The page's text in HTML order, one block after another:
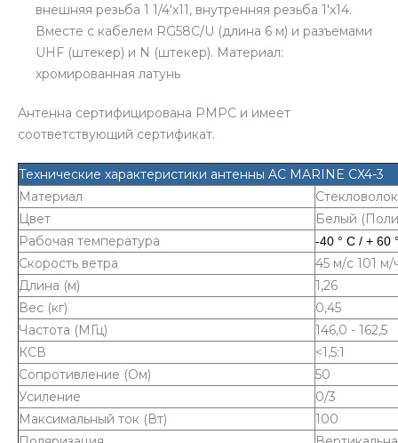
внешняя резьба 1 1/4'х11, внутренняя резьба 1'х14.
Вместе с кабелем RG58C/U (длина 6 м) и разъемами
UHF (штекер) и N (штекер). Материал:
хромированная латунь
Антенна сертифицирована РМРС и имеет
соответствующий сертификат.
Технические характеристики антенны AC MARINE CX4-3
Материал
Цвет
Белый
Рабочая температура
-40 ° C / + 60
Скорость ветра
45 м/с 101 м/
Длина (м)
1,26
Вес (кг)
0,45
Частота (МГц)
146,0 - 162,5
КСВ
<1,5:1
Сопротивление (Ом)
50
Усиление
0/3
Максимальный ток (Вт)
100